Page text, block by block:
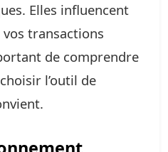
Elles influencent
transactions
de comprendre
l’outil de